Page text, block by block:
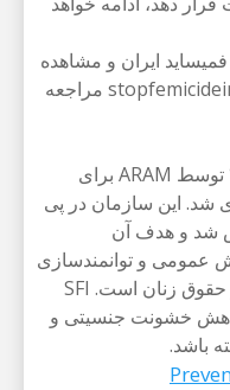
ایران و مشاهده
گزارش کامل، به وبسایت .stopfemicideiran.org مراجعه
SFI ابتکاری است که در سال ۲۰۲۰ توسط ARAM برای
شد. این سازمان در پی
شد و هدف آن
عمومی و توانمندسازی
فعالان جامعه مدنی برای حمایت از حقوق زنان است. SFI
کاهش خشونت جنسیتی و
باشد.